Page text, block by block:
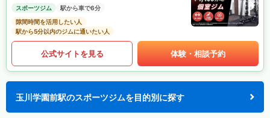
スポーツジム
駅から車で6分
隙間時間を活用したい人
駅から5分以内のジムに通いたい人
公式サイトを見る 体験・相談予約
玉川学園前駅のスポーツジムを目的別に探す